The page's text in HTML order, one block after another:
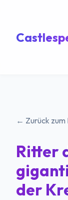
← Zurück zum
Ritter
der